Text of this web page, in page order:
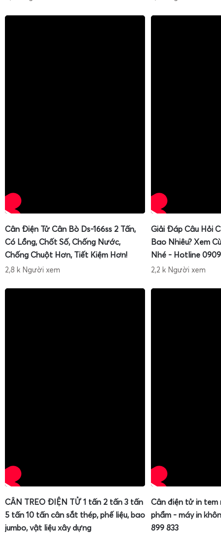
Cân Điện Tử Cân Bò Ds-166ss 2 Tấn,
Có Lồng, Chốt Số, Chống Nước,
Chống Chuột Hơn, Tiết Kiệm Hơn!
2,8 k Người xem
Giải Đáp Câu Hỏi
Bao Nhiêu? Xem
Nhé - Hotline
2,2 k Người xem
CÂN TREO ĐIỆN TỬ 1 tấn 2 tấn 3 tấn
5 tấn 10 tấn cân sắt thép, phế liệu, bao
jumbo, vật liệu xây dựng
Cân điện tử in tem
phẩm - máy in
899 833